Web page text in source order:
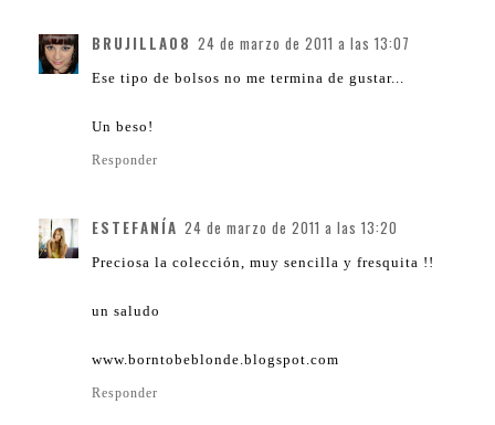
BRUJILLA08 24 de marzo de 2011 a las 13:07
Ese tipo de bolsos no me termina de gustar...
Un beso!
Responder
ESTEFANÍA 24 de marzo de 2011 a las 13:20
Preciosa la colección, muy sencilla y fresquita !!
un saludo
www.borntobeblonde.blogspot.com
Responder